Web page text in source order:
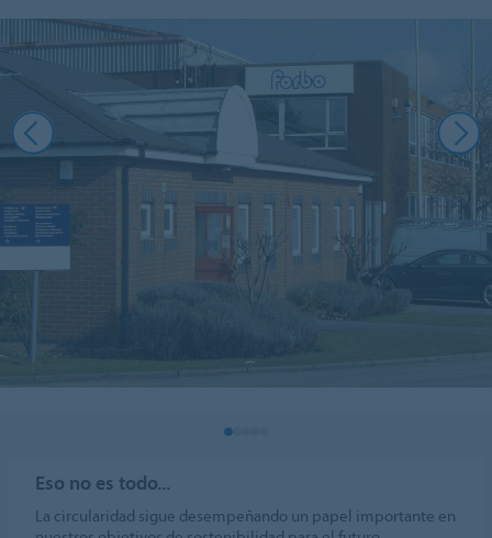
Eso no es todo...
La circularidad sigue desempeñando un papel importante en